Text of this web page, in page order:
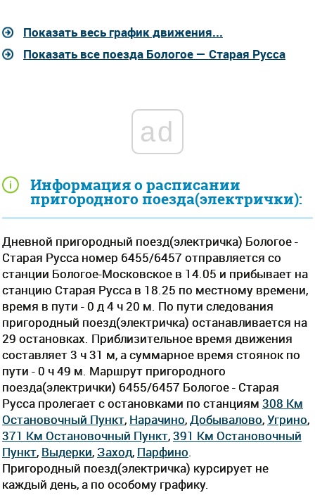
Информация о расписании
пригородного поезда(электрички):
Дневной пригородный поезд(электричка) Бологое -
Старая Русса номер 6455/6457 отправляется со
станции Бологое-Московское в 14.05 и прибывает на
станцию Старая Русса в 18.25 по местному времени,
время в пути - 0 д 4 ч 20 м. По пути следования
пригородный поезд(электричка) останавливается на
29 остановках. Приблизительное время движения
составляет 3 ч 31 м, а суммарное время стоянок по
пути - 0 ч 49 м. Маршрут пригородного
поезда(электрички) 6455/6457 Бологое - Старая
Русса пролегает c остановками по станциям 308 Км
Остановочный Пункт, Нарачино, Добывалово,Угрино,
371 Км Остановочный Пункт,391 Км Остановочный
Пункт, Выдерки, Заход, Парфино
Пригородный поезд(электричка) курсирует не
каждый день, а по особому графику.
Показать весь график движения...
Показать все поезда Бологое — Старая Русса
ad